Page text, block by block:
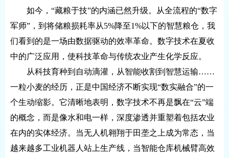
如今，“藏粮于技”的内涵已然升级。从全流程的“数字
军师”，到将储粮损耗率从5%降至1%以下的智慧粮仓，我
们看到的是一场由数据驱动的效率革命。数字技术在夏收
中的广泛应用，使科技革命与传统农业产生化学反应。
从科技育种到自动滴灌，从智能收割到智慧运输……
一粒小麦的经历，正是中国经济不断实现“数实融合”的一
个生动缩影。它清晰地表明，数字技术不再是飘在“云”端
的概念，而是像水和电一样，深度渗透并重塑着包括农业
在内的实体经济。当无人机翱翔于田垄之上成为常态，当
越来越多工业机器人站上生产线，当智能仓库机械臂高效